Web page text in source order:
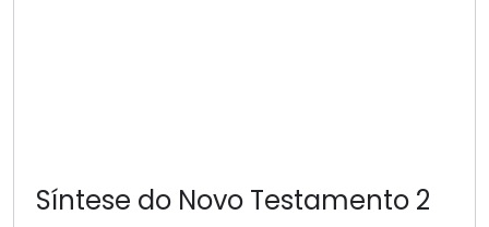
Síntese do Novo Testamento 2